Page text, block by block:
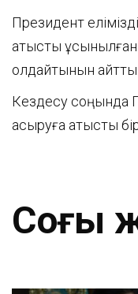
Президент
қатысты
қолдайтынын айтты.
Кездесу соңында
асыруға қатысты
Соңғы